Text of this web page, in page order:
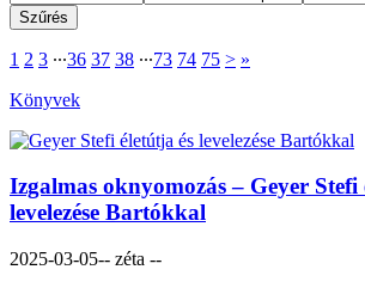
1 2 3 ∙∙∙36 37 38 ∙∙∙73 74 75 > »
Könyvek
Izgalmas oknyomozás – Geyer Stefi
levelezése Bartókkal
2025-03-05-- zéta --